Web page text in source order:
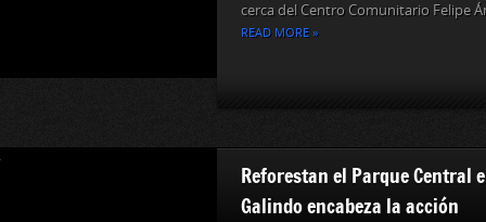
cerca del Centro Comunitario Felipe
READ MORE »
Reforestan el Parque Central
Galindo encabeza la acción